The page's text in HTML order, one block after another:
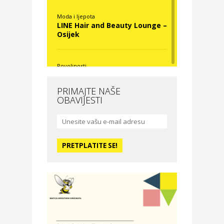
Moda i ljepota
LINE Hair and Beauty Lounge –
Osijek
Povoljnosti
Moda i ljepota
studio – Osijek
Zdravlje i osiguranje
PRIMAJTE NAŠE
OBAVIJESTI